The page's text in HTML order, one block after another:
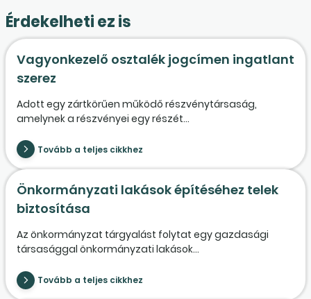
Érdekelheti ez is
Vagyonkezelő osztalék jogcímen ingatlant
szerez
Adott egy zártkörűen működő részvénytársaság,
amelynek a részvényei egy részét...
Tovább a teljes cikkhez
Önkormányzati lakások építéséhez telek
biztosítása
Az önkormányzat tárgyalást folytat egy gazdasági
társasággal önkormányzati lakások...
Tovább a teljes cikkhez